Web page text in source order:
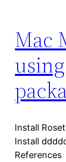
Mac
Install
Install
References